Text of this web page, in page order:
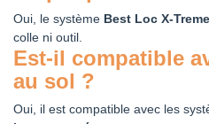
Oui, le système Best Loc X-Treme
colle ni outil.
Est-il compatible
au sol ?
Oui, il est compatible avec les